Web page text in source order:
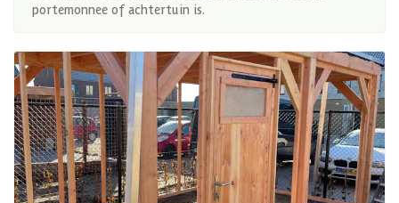
portemonnee of achtertuin is.